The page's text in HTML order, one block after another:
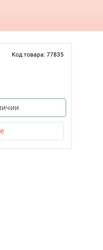
Код товара: 77835